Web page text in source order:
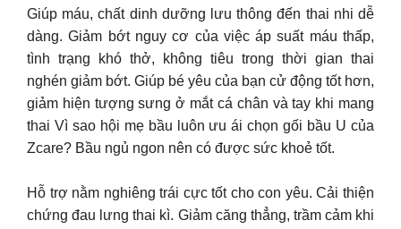
Giúp máu, chất dinh dưỡng lưu thông đến thai nhi dễ
dàng. Giảm bớt nguy cơ của việc áp suất máu thấp,
tình trạng khó thở, không tiêu trong thời gian thai
nghén giảm bớt. Giúp bé yêu của bạn cử động tốt hơn,
giảm hiện tượng sưng ở mắt cá chân và tay khi mang
thai Vì sao hội mẹ bầu luôn ưu ái chọn gối bầu U của
Zcare? Bầu ngủ ngon nên có được sức khoẻ tốt.
Hỗ trợ nằm nghiêng trái cực tốt cho con yêu. Cải thiện
chứng đau lưng thai kì. Giảm căng thẳng, trầm cảm khi